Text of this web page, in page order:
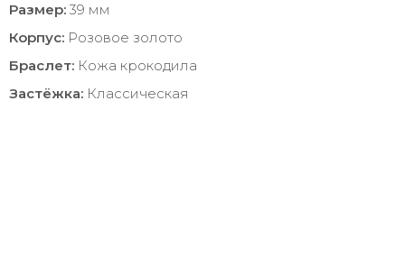
Размер: 39 мм
Корпус: Розовое золото
Браслет: Кожа крокодила
Застёжка: Классическая